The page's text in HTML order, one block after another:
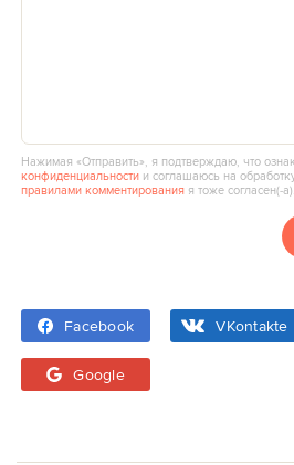
Нажимая «Отправить», я подтверждаю, что
конфиденциальности и соглашаюсь на
правилами комментирования я тоже согласен(‑а).
Facebook VKontakte
Google